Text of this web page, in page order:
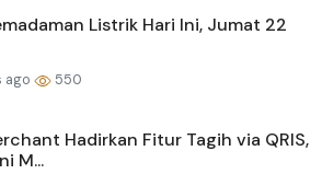
Listrik Hari Ini, Jumat 22
ago 550
Hadirkan Fitur Tagih via QRIS,
M...